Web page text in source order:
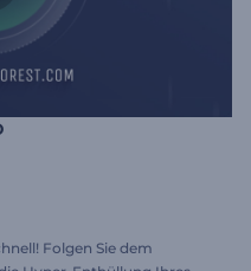
Folgen Sie dem